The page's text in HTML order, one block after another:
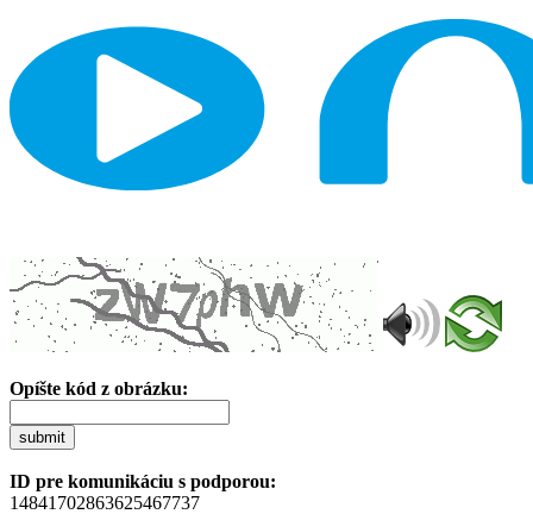
Opíšte kód z obrázku:
submit
ID pre komunikáciu s podporou:
14841702863625467737